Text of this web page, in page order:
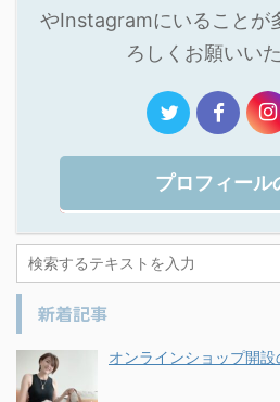
やInstagramにいることが
ろしくお願いい
プロフィール
新着記事
オンラインショップ開